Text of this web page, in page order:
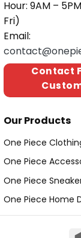
Hour: 9AM –
Fri)
Email:
Contact
Our Products
One Piece
One Piece
One Piece
One Piece Home